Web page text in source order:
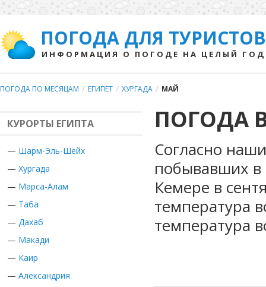
ПОГОДА ДЛЯ ТУРИСТОВ
ИНФОРМАЦИЯ О ПОГОДЕ НА ЦЕЛЫЙ ГОД
ПОГОДА ПО МЕСЯЦАМ / ЕГИПЕТ / ХУРГАДА / МАЙ
КУРОРТЫ ЕГИПТА
— Шарм-Эль-Шейх
— Хургада
— Марса-Алам
— Таба
— Дахаб
— Макади
— Каир
— Александрия
ПОГОДА
Согласно
побывавших в
Кемере в
температура
температура